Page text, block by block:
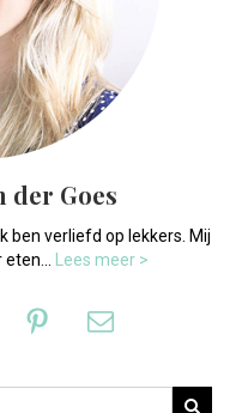
der Goes
ben verliefd op lekkers. Mij
Lees meer >